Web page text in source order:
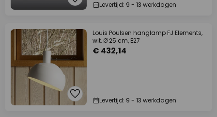
Levertijd: 9 - 13 werkdagen
Louis Poulsen hanglamp FJ Elements,
wit, Ø 25 cm, E27
€ 432,14
Levertijd: 9 - 13 werkdagen